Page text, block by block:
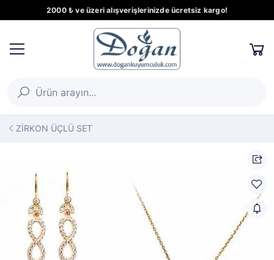
2000 ₺ ve üzeri alışverişlerinizde ücretsiz kargo!
ZİRKON ÜÇLÜ SET